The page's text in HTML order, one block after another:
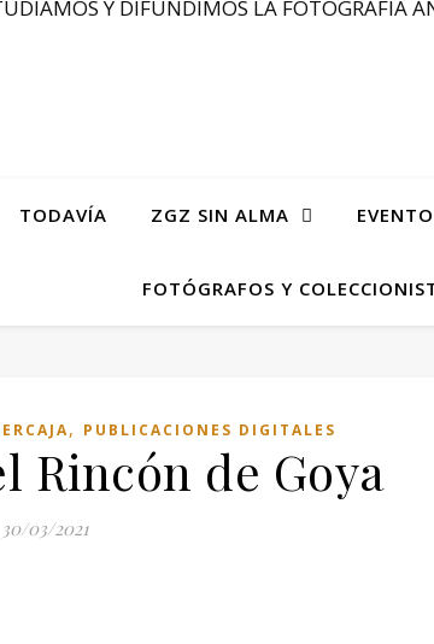
Y DIFUNDIMOS LA FOTOGRAFÍA
TODAVÍA ZGZ SIN ALMA
FOTÓGRAFOS Y
, PUBLICACIONES DIGITALES
Rincón de Goya
30/03/2021